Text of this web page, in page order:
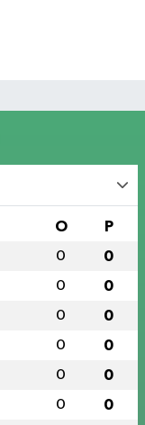
O P
0 0
0 0
0 0
0 0
0 0
0 0